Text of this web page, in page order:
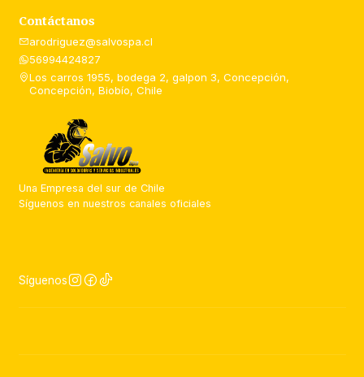
Contáctanos
arodriguez@salvospa.cl
56994424827
Los carros 1955, bodega 2, galpon 3, Concepción,
Concepción, Biobío, Chile
Una Empresa del sur de Chile
Síguenos en nuestros canales oficiales
Síguenos